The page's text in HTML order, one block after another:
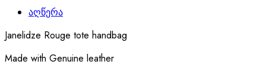
აღწერა
Janelidze Rouge tote handbag
Made with Genuine leather